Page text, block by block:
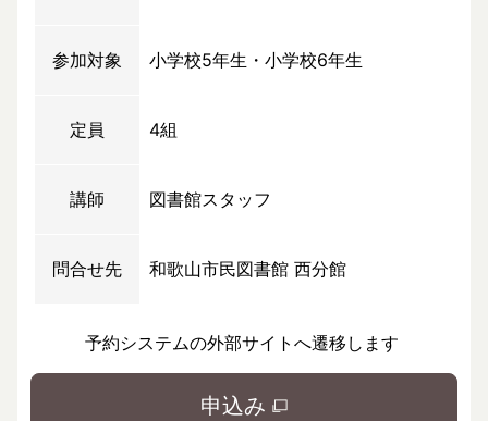
参加対象 小学校5年生・小学校6年生
定員 4組
講師 図書館スタッフ
問合せ先 和歌山市民図書館 西分館
予約システムの外部サイトへ遷移します
申込み